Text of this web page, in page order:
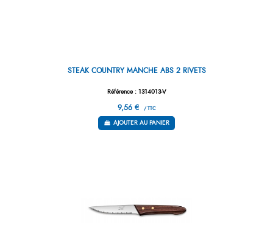
STEAK COUNTRY MANCHE ABS 2 RIVETS
Référence : 1314013-V
9,56 € / TTC
AJOUTER AU PANIER